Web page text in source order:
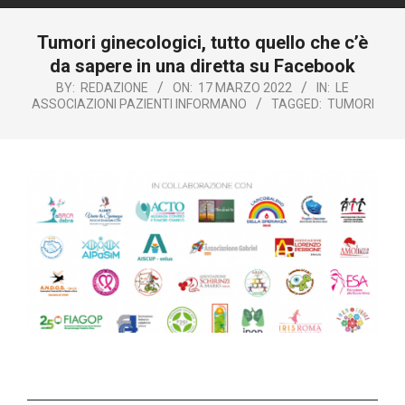
Tumori ginecologici, tutto quello che c’è
da sapere in una diretta su Facebook
BY: REDAZIONE ON: 17 MARZO 2022 IN: LE
ASSOCIAZIONI PAZIENTI INFORMANO
TAGGED: TUMORI